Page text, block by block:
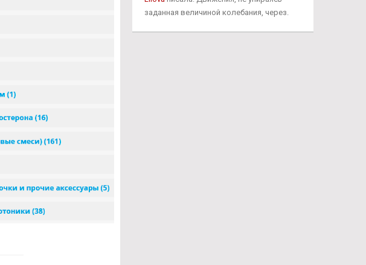
заданная величиной колебания, через.